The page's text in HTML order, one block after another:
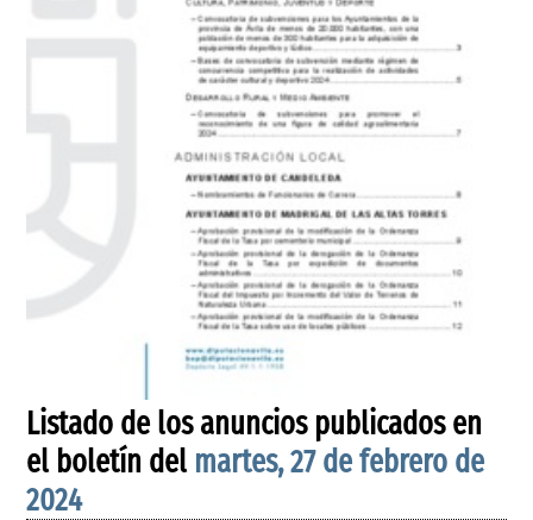
Listado de los anuncios publicados en
el boletín del martes, 27 de febrero de
2024